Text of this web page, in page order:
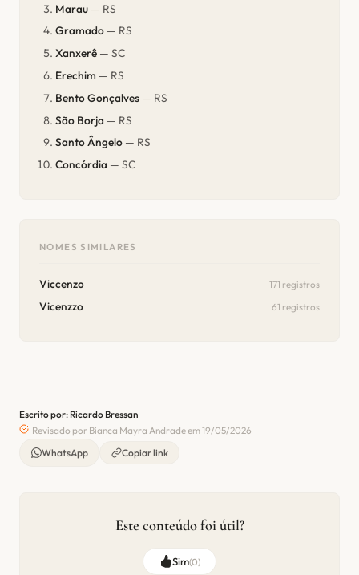
Marau — RS
Gramado — RS
Xanxerê — SC
Erechim — RS
Bento Gonçalves — RS
São Borja — RS
Santo Ângelo — RS
Concórdia — SC
NOMES SIMILARES
Viccenzo 171 registros
Vicenzzo 61 registros
Escrito por: Ricardo Bressan
Revisado por Bianca Mayra Andrade em 19/05/2026
WhatsApp
Copiar link
Este conteúdo foi útil?
Sim(0)